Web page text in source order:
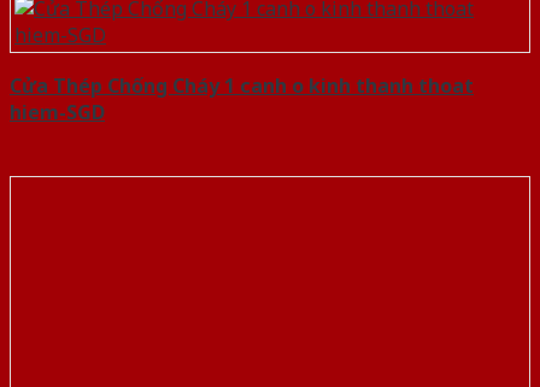
Cửa Thép Chống Cháy 1 canh o kinh thanh thoat
hiem-SGD